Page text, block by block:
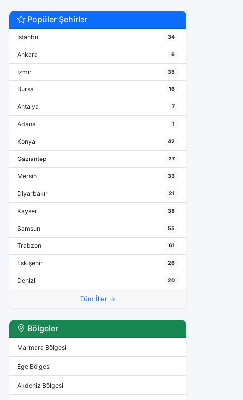
Popüler Şehirler
İstanbul 34
Ankara 6
İzmir 35
Bursa 16
Antalya 7
Adana 1
Konya 42
Gaziantep 27
Mersin 33
Diyarbakır 21
Kayseri 38
Samsun 55
Trabzon 61
Eskişehir 26
Denizli 20
Tüm İller →
Bölgeler
Marmara Bölgesi
Ege Bölgesi
Akdeniz Bölgesi